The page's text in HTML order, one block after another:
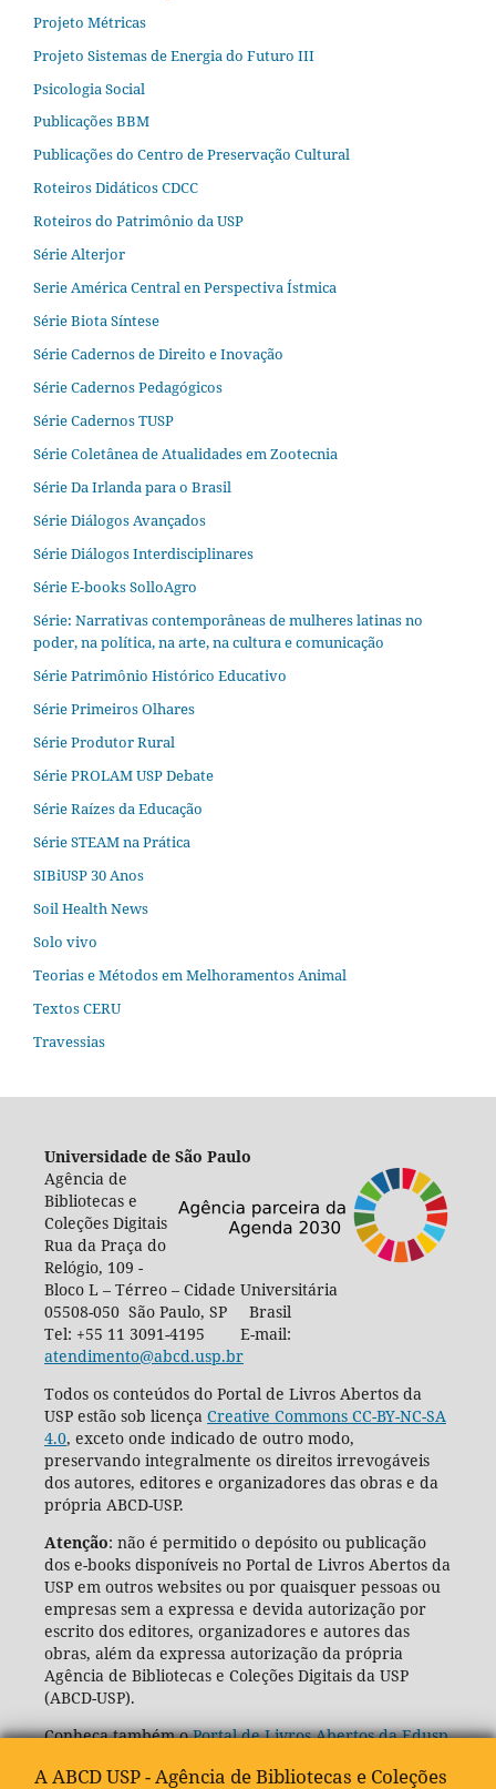
Projeto Métricas
Projeto Sistemas de Energia do Futuro III
Psicologia Social
Publicações BBM
Publicações do Centro de Preservação Cultural
Roteiros Didáticos CDCC
Roteiros do Patrimônio da USP
Série Alterjor
Serie América Central en Perspectiva Ístmica
Série Biota Síntese
Série Cadernos de Direito e Inovação
Série Cadernos Pedagógicos
Série Cadernos TUSP
Série Coletânea de Atualidades em Zootecnia
Série Da Irlanda para o Brasil
Série Diálogos Avançados
Série Diálogos Interdisciplinares
Série E-books SolloAgro
Série: Narrativas contemporâneas de mulheres latinas no
poder, na política, na arte, na cultura e comunicação
Série Patrimônio Histórico Educativo
Série Primeiros Olhares
Série Produtor Rural
Série PROLAM USP Debate
Série Raízes da Educação
Série STEAM na Prática
SIBiUSP 30 Anos
Soil Health News
Solo vivo
Teorias e Métodos em Melhoramentos Animal
Textos CERU
Travessias
Universidade de São Paulo
Agência de
Bibliotecas e
Coleções Digitais
Rua da Praça do
Relógio, 109 -
Bloco L – Térreo – Cidade Universitária
05508-050 São Paulo, SP Brasil
Tel: +55 11 3091-4195 E-mail:
atendimento@abcd.usp.br
Todos os conteúdos do Portal de Livros Abertos da
USP estão sob licença Creative Commons CC-BY-NC-SA
4.0, exceto onde indicado de outro modo,
preservando integralmente os direitos irrevogáveis
dos autores, editores e organizadores das obras e da
própria ABCD-USP.
Atenção: não é permitido o depósito ou publicação
dos e-books disponíveis no Portal de Livros Abertos da
USP em outros websites ou por quaisquer pessoas ou
empresas sem a expressa e devida autorização por
escrito dos editores, organizadores e autores das
obras, além da expressa autorização da própria
Agência de Bibliotecas e Coleções Digitais da USP
(ABCD-USP).
Conheça também oPortal de Livros Abertos da Edusp
A ABCD USP - Agência de Bibliotecas e Coleções